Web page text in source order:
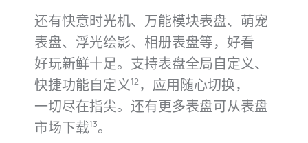
还有快意时光机、万能模块表盘、萌宠
表⁠盘、浮光绘影、相册表盘等，好看
好⁠玩新鲜十⁠足。支持表盘全局自定义、
快捷功能自⁠定⁠义12，应用随⁠心切换，
一⁠切尽在指尖。还有更多表盘可从表盘
市场下⁠载⁠13。